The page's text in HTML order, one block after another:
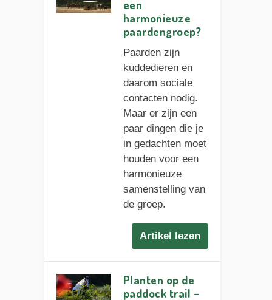
een
harmonieuze
paardengroep?
Paarden zijn
kuddedieren en
daarom sociale
contacten nodig.
Maar er zijn een
paar dingen die je
in gedachten moet
houden voor een
harmonieuze
samenstelling van
de groep.
Artikel lezen
Planten op de
paddock trail –